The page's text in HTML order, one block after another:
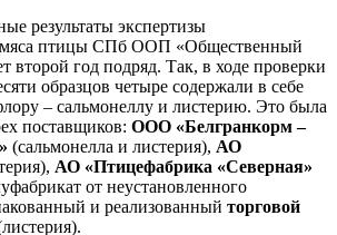
результаты экспертизы
мяса птицы СПб ООП «Общественный
второй год подряд. Так, в ходе проверки
образцов четыре содержали в себе
– сальмонеллу и листерию. Это была
поставщиков: ООО «Белгранкорм –
(сальмонелла и листерия), АО
АО «Птицефабрика «Северная»
от неустановленного
и реализованный торговой